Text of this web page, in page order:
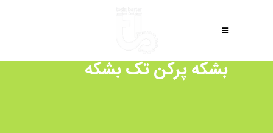
بشکه پرکن تک بشکه